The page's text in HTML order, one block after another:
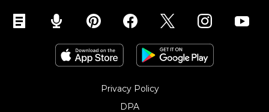
Privacy Policy
DPA